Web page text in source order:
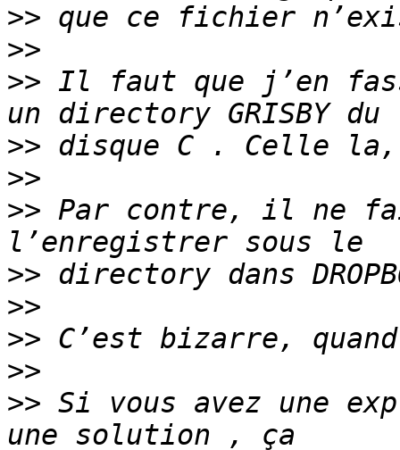
>>
>>
>> Il faut que j’en
>>
>>
>> Par contre, il ne
>>
>>
>>
>>
>> Si vous avez une